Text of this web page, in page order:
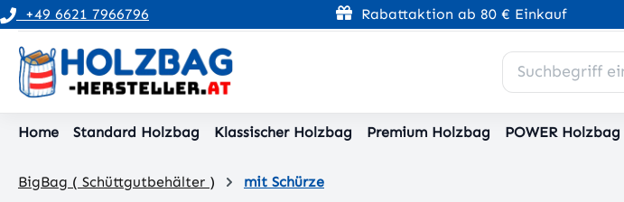
Zur Hauptnavigation springen
+49 6621 7966796 Rabattaktion ab 80 € Einkauf
Home Standard Holzbag Klassischer Holzbag Premium Holzbag POWER Holzbag
BigBag ( Schüttgutbehälter ) mit Schürze